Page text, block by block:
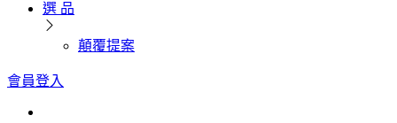
選 品
顛覆提案
會員登入